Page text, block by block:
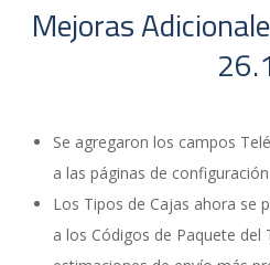
Mejoras
Se agregaron los campos
a las páginas de
Los Tipos de Cajas ahora se
a los Códigos de Paquete del